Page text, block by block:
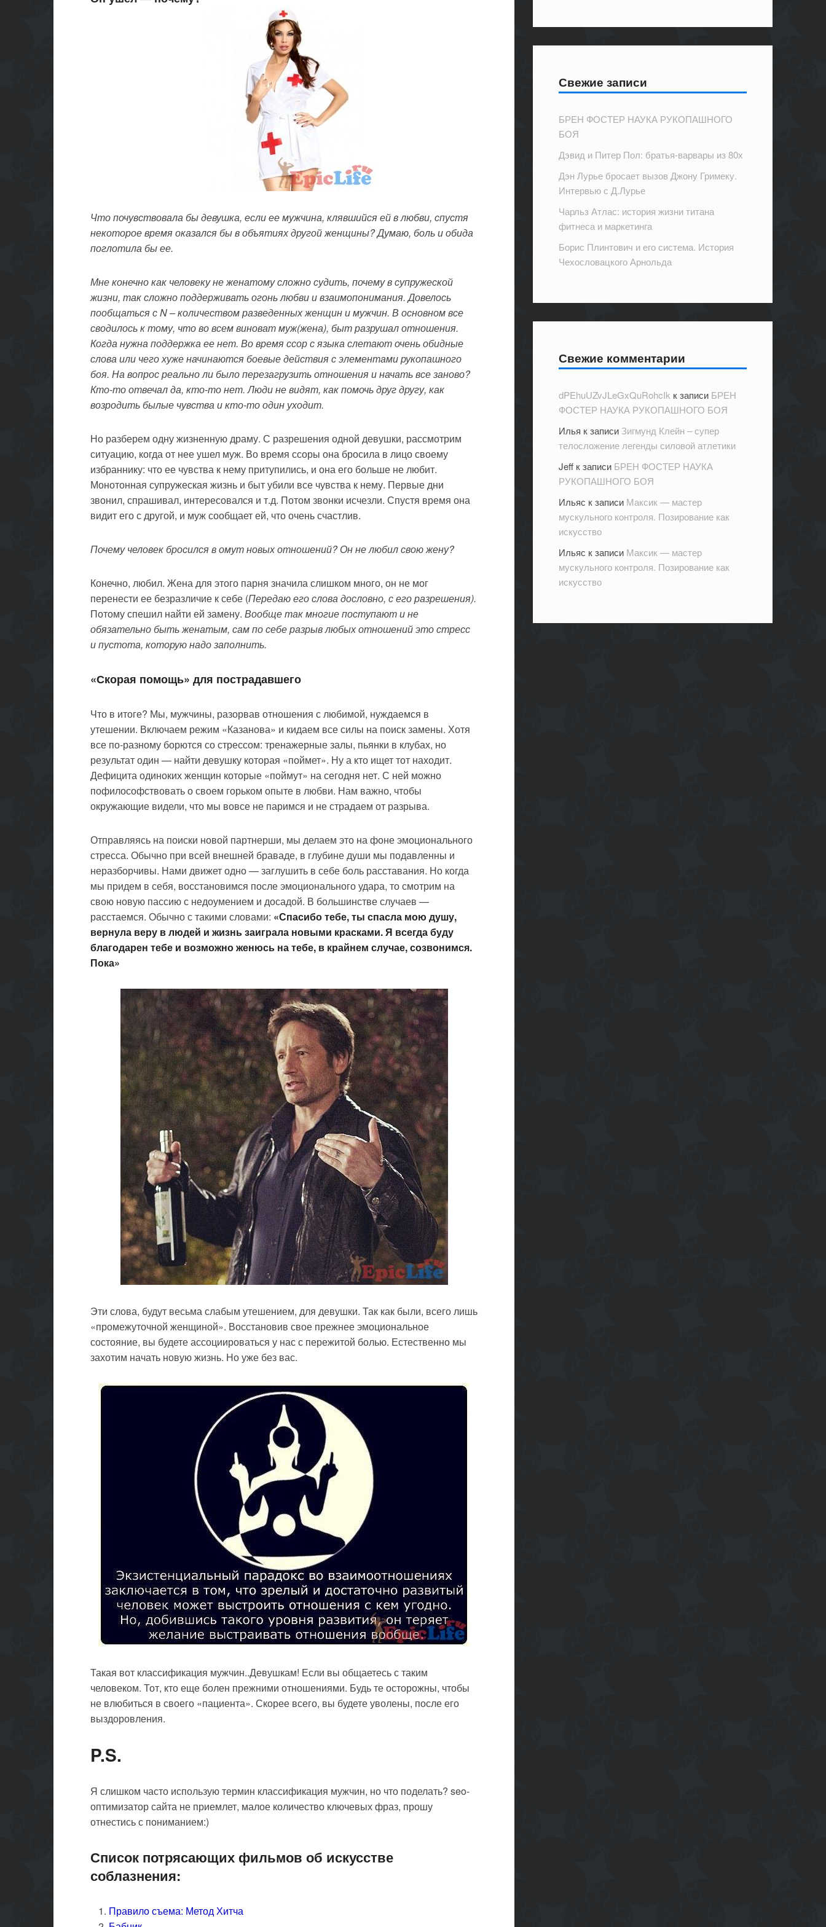
Что почувствовала бы девушка, если ее мужчина, клявшийся ей в любви, спустя
некоторое время оказался бы в объятиях другой женщины? Думаю, боль и обида
поглотила бы ее.
Мне конечно как человеку не женатому сложно судить, почему в супружеской
жизни, так сложно поддерживать огонь любви и взаимопонимания. Довелось
пообщаться сN – количеством разведенных женщин и мужчин. В основном все
сводилось к тому, что во всем виноват муж(жена), быт разрушал отношения.
Когда нужна поддержка ее нет. Во время ссор с языка слетают очень обидные
слова или чего хуже начинаются боевые действия с элементами рукопашного
боя. На вопрос реально ли было перезагрузить отношения и начать все заново?
Кто-то отвечал да, кто-то нет. Люди не видят, как помочь друг другу, как
возродить былые чувства и кто-то один уходит.
Но разберем одну жизненную драму. С разрешения одной девушки, рассмотрим
ситуацию, когда от нее ушел муж. Во время ссоры она бросила в лицо своему
избраннику: что ее чувства к нему притупились, и она его больше не любит.
Монотонная супружеская жизнь и быт убили все чувства к нему. Первые дни
звонил, спрашивал, интересовался и т.д. Потом звонки исчезли. Спустя время она
видит его с другой, и муж сообщает ей, что очень счастлив.
Почему человек бросился в омут новых отношений? Он не любил свою жену?
Конечно, любил. Жена для этого парня значила слишком много, он не мог
перенести ее безразличие к себе (Передаю его слова дословно, с его разрешения).
Потому спешил найти ей замену. Вообще так многие поступают и не
обязательно быть женатым, сам по себе разрыв любых отношений это стресс
и пустота, которую надо заполнить.
«Скорая помощь» для пострадавшего
Что в итоге? Мы, мужчины, разорвав отношения с любимой, нуждаемся в
утешении. Включаем режим «Казанова» и кидаем все силы на поиск замены. Хотя
все по-разному борются со стрессом: тренажерные залы, пьянки в клубах, но
результат один — найти девушку которая «поймет». Ну а кто ищет тот находит.
Дефицита одиноких женщин которые «поймут» на сегодня нет. С ней можно
пофилософствовать о своем горьком опыте в любви. Нам важно, чтобы
окружающие видели, что мы вовсе не паримся и не страдаем от разрыва.
Отправляясь на поиски новой партнерши, мы делаем это на фоне эмоционального
стресса. Обычно при всей внешней браваде, в глубине души мы подавленны и
неразборчивы. Нами движет одно — заглушить в себе боль расставания. Но когда
мы придем в себя, восстановимся после эмоционального удара, то смотрим на
свою новую пассию с недоумением и досадой. В большинстве случаев —
расстаемся. Обычно с такими словами: «Спасибо тебе, ты спасла мою душу,
вернула веру в людей и жизнь заиграла новыми красками. Я всегда буду
благодарен тебе и возможно женюсь на тебе, в крайнем случае, созвонимся.
Пока»
Эти слова, будут весьма слабым утешением, для девушки. Так как были, всего лишь
«промежуточной женщиной». Восстановив свое прежнее эмоциональное
состояние, вы будете ассоциироваться у нас с пережитой болью. Естественно мы
захотим начать новую жизнь. Но уже без вас.
Такая вот классификация мужчин..Девушкам! Если вы общаетесь с таким
человеком. Тот, кто еще болен прежними отношениями. Будь те осторожны, чтобы
не влюбиться в своего «пациента». Скорее всего, вы будете уволены, после его
выздоровления.
P.S.
Я слишком часто использую термин классификация мужчин, но что поделать? seo-
оптимизатор сайта не приемлет, малое количество ключевых фраз, прошу
отнестись с пониманием:)
Список потрясающих фильмов об искусстве
соблазнения:
Правило съема: Метод Хитча
Свежие записи
БРЕН ФОСТЕР НАУКА РУКОПАШНОГО
БОЯ
Дэвид и Питер Пол: братья-варвары из 80х
Дэн Лурье бросает вызов Джону Гримеку.
Интервью с Д.Лурье
Чарльз Атлас: история жизни титана
фитнеса и маркетинга
Борис Плинтович и его система. История
Чехословацкого Арнольда
Свежие комментарии
dPEhuUZvJLeGxQuRohcIk к записи БРЕН
ФОСТЕР НАУКА РУКОПАШНОГО БОЯ
Илья к записи Зигмунд Клейн – супер
телосложение легенды силовой атлетики
Jeffк записи БРЕН ФОСТЕР НАУКА
РУКОПАШНОГО БОЯ
Ильяс к записи Максик — мастер
мускульного контроля. Позирование как
искусство
Ильяс к записи Максик — мастер
мускульного контроля. Позирование как
искусство